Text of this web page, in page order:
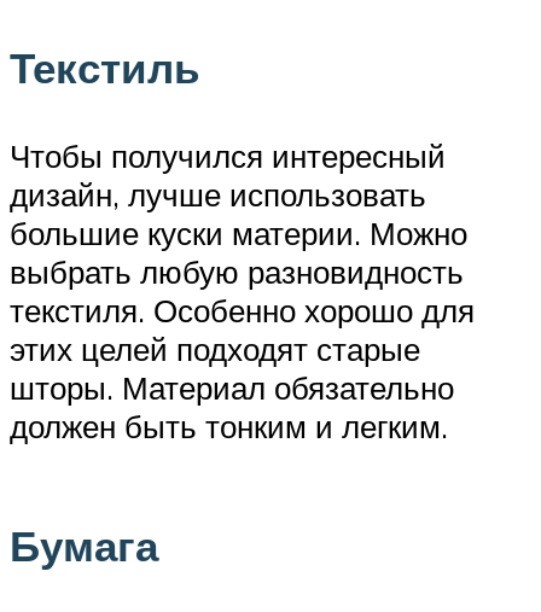
Текстиль
Чтобы получился интересный
дизайн, лучше использовать
большие куски материи. Можно
выбрать любую разновидность
текстиля. Особенно хорошо для
этих целей подходят старые
шторы. Материал обязательно
должен быть тонким и легким.
Бумага